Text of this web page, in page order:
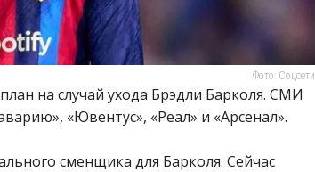
Фото: Соцсети
на случай ухода Брэдли Барколя. СМИ
«Ювентус», «Реал» и «Арсенал».
сменщика для Барколя. Сейчас